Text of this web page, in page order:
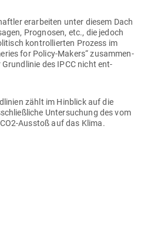
erar­beiten unter diesem Dach
Pro­gnosen, etc., die jedoch
kon­trol­lierten Prozess im
for Policy-Makers“ zusam­men­
des IPCC nicht ent­
zählt im Hin­blick auf die
Unter­su­chung des vom
Ausstoß auf das Klima.